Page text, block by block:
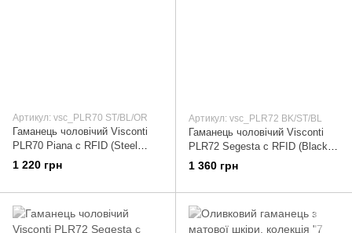
Артикул: vsc_PLR70 ST/BL/OR
Гаманець чоловічий Visconti
PLR70 Piana c RFID (Steel
Blue-Orange)
1 220 грн
Артикул: vsc_PLR72 BK/ST/BL
Гаманець чоловічий Visconti
PLR72 Segesta c RFID (Black-
Steel Blue)
1 360 грн